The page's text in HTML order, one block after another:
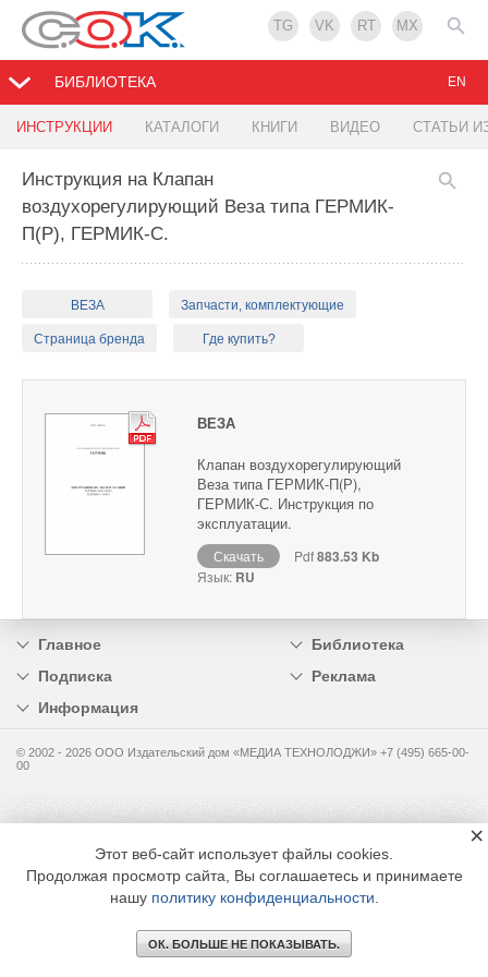
TG VK RT MX
БИБЛИОТЕКА
ИНСТРУКЦИИ КАТАЛОГИ КНИГИ ВИДЕО СТАТЬИ
EN
Инструкция на Клапан
воздухорегулирующий Веза типа ГЕРМИК-
П(Р), ГЕРМИК-С.
ВЕЗА Запчасти, комплектующие
Страница бренда Где купить?
ВЕЗА
Клапан воздухорегулирующий
Веза типа ГЕРМИК-П(Р),
ГЕРМИК-С. Инструкция по
эксплуатации.
Скачать Pdf883.53 Kb
Язык: RU
Главное
Библиотека
Подписка
Реклама
Информация
© 2002 - 2026 OOO Издательский дом «МЕДИА ТЕХНОЛОДЖИ» +7 (495) 665-00-
00
Этот веб-сайт использует файлы cookies.
Продолжая просмотр сайта, Вы соглашаетесь и принимаете
нашу политику конфиденциальности
ОК. БОЛЬШЕ НЕ ПОКАЗЫВАТЬ.
×